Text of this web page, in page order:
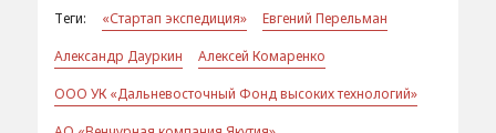
Теги: «Стартап экспедиция»
Евгений Перельман
Александр Дауркин
Алексей Комаренко
ООО УК «Дальневосточный Фонд высоких технологий»